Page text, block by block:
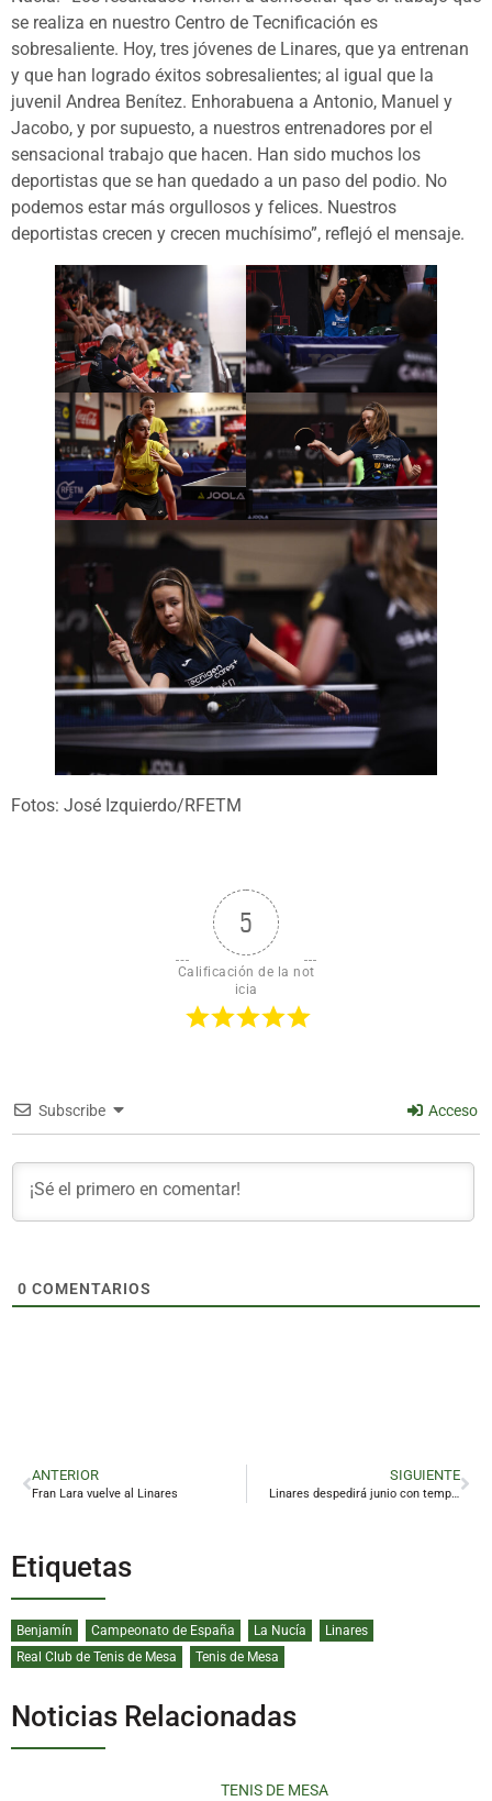
se realiza en nuestro Centro de Tecnificación es
sobresaliente. Hoy, tres jóvenes de Linares, que ya entrenan
y que han logrado éxitos sobresalientes; al igual que la
juvenil Andrea Benítez. Enhorabuena a Antonio, Manuel y
Jacobo, y por supuesto, a nuestros entrenadores por el
sensacional trabajo que hacen. Han sido muchos los
deportistas que se han quedado a un paso del podio. No
podemos estar más orgullosos y felices. Nuestros
deportistas crecen y crecen muchísimo”, reflejó el mensaje.
Fotos: José Izquierdo/RFETM
5
Calificación de la not
icia
Subscribe Acceso
0 COMENTARIOS
ANTERIOR
Fran Lara vuelve al Linares
SIGUIENTE
Linares despedirá junio con temperaturas por encima de los 40 grados
Etiquetas
Benjamín Campeonato de España La Nucía
Linares
Real Club de Tenis de Mesa
Tenis de Mesa
Noticias Relacionadas
TENIS DE MESA